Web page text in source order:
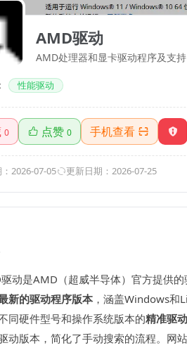
AMD驱动
AMD处理器和显卡驱动程序及支持
性能驱动
0 点赞 0 手机查看
2026-07-05 更新日期：2026-07-25
动是AMD（超威半导体）官方提供
新的驱动程序版本，涵盖Windows和
同硬件型号和操作系统版本的精准驱
动版本，简化了手动搜索的流程。网